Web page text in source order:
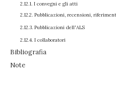
2.12.1. I convegni e gli atti
2.12.2. Pubblicazioni, recensioni,
2.12.3. Pubblicazioni dell'ALS
2.12.4. I collaboratori
Bibliografia
Note